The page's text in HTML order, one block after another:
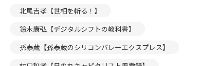
北尾吉孝【世相を斬る！】
鈴木康弘【デジタルシフトの教科書】
孫泰蔵【孫泰蔵のシリコンバレーエクスプレス】